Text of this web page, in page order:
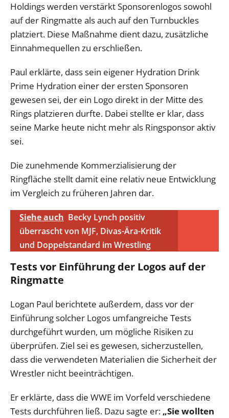
Holdings werden verstärkt Sponsorenlogos sowohl
auf der Ringmatte als auch auf den Turnbuckles
platziert. Diese Maßnahme dient dazu, zusätzliche
Einnahmequellen zu erschließen.
Paul erklärte, dass sein eigener Hydration Drink
Prime Hydration einer der ersten Sponsoren
gewesen sei, der ein Logo direkt in der Mitte des
Rings platzieren durfte. Dabei stellte er klar, dass
seine Marke heute nicht mehr als Ringsponsor aktiv
sei.
Die zunehmende Kommerzialisierung der
Ringfläche stellt damit eine relativ neue Entwicklung
im Vergleich zu früheren Jahren dar.
Siehe auch Becky Lynch positiv
überrascht von MJF, Divas-Ära-Kritik
und Doppelstandard im Wrestling
Tests vor Einführung der Logos auf der
Ringmatte
Logan Paul berichtete außerdem, dass vor der
Einführung solcher Logos umfangreiche Tests
durchgeführt wurden, um mögliche Risiken zu
überprüfen. Ziel sei es gewesen, sicherzustellen,
dass die verwendeten Materialien die Sicherheit der
Wrestler nicht beeinträchtigen.
Er erklärte, dass die WWE im Vorfeld verschiedene
Tests durchführen ließ. Dazu sagte er: „Sie wollten